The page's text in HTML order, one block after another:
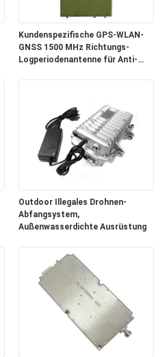
Kundenspezifische GPS-WLAN-
GNSS 1500 MHz Richtungs-
Logperiodenantenne für Anti-
Outdoor Illegales Drohnen-
Abfangsystem,
Außenwasserdichte Ausrüstung